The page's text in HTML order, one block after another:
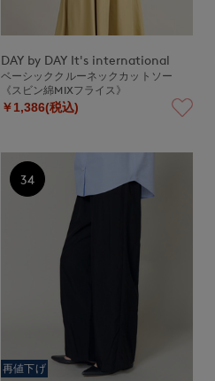
DAY by DAY It's international
ベーシッククルーネックカットソー
《スビン綿MIXフライス》
￥1,386(税込)
再値下げ
34